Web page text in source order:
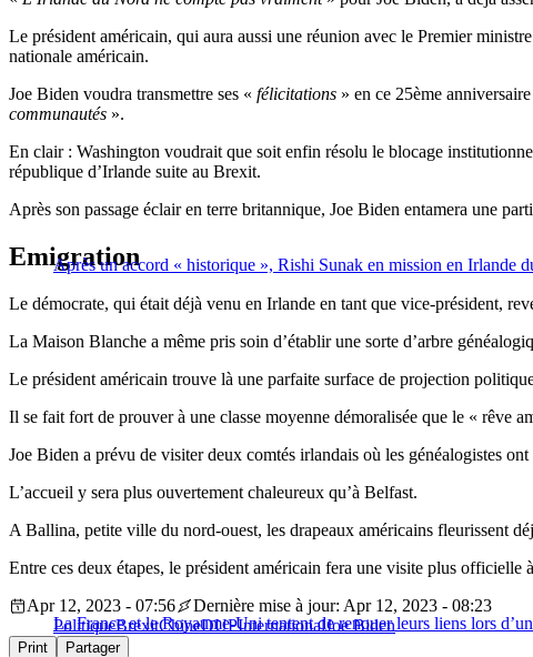
Le président américain, qui aura aussi une réunion avec le Premier
nationale américain.
Joe Biden voudra transmettre ses « félicitations » en ce 25ème
communautés ».
En clair : Washington voudrait que soit enfin résolu le blocage
république d’Irlande suite au Brexit.
Après son passage éclair en terre britannique, Joe Biden entamera une
Après un accord « historique », Rishi Sunak en mission en Irlande
Emigration
Le démocrate, qui était déjà venu en Irlande en tant que vice-président,
La Maison Blanche a même pris soin d’établir une sorte d’arbre
Le président américain trouve là une parfaite surface de projection
Il se fait fort de prouver à une classe moyenne démoralisée que le « rêve
Joe Biden a prévu de visiter deux comtés irlandais où les généalogistes
L’accueil y sera plus ouvertement chaleureux qu’à Belfast.
A Ballina, petite ville du nord-ouest, les drapeaux américains fleurissent
Entre ces deux étapes, le président américain fera une visite plus
La France et le Royaume-Uni tentent de renouer leurs liens lors
Apr 12, 2023 - 07:56
Dernière mise à jour: Apr 12, 2023 - 08:23
PolitiqueBrexitChineDUPInternationalJoe Biden
Print Partager